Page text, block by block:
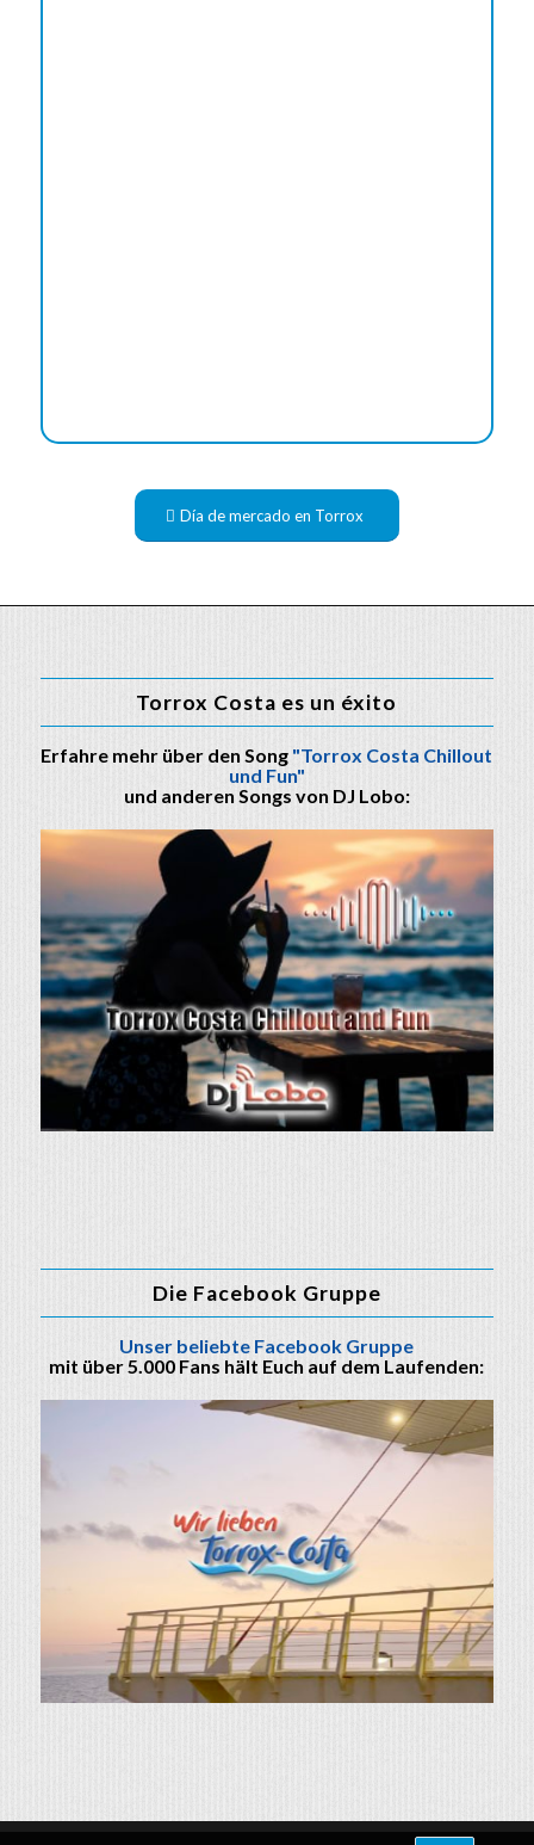
Día de mercado en Torrox
Torrox Costa es un éxito
Erfahre mehr über den Song "Torrox Costa Chillout
und Fun"
und anderen Songs von DJ Lobo:
Die Facebook Gruppe
Unser beliebte Facebook Gruppe
mit über 5.000 Fans hält Euch auf dem Laufenden: